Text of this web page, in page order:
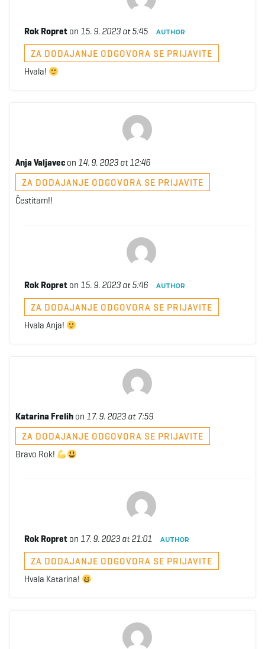
Rok Ropret on 15. 9. 2023 at 5:45 AUTHOR
ZA DODAJANJE ODGOVORA SE PRIJAVITE
Hvala!
Anja Valjavec on 14. 9. 2023 at 12:46
ZA DODAJANJE ODGOVORA SE PRIJAVITE
Čestitam!!
Rok Ropret on 15. 9. 2023 at 5:46 AUTHOR
ZA DODAJANJE ODGOVORA SE PRIJAVITE
Hvala Anja!
Katarina Frelih on 17. 9. 2023 at 7:59
ZA DODAJANJE ODGOVORA SE PRIJAVITE
Bravo Rok!
Rok Ropret on 17. 9. 2023 at 21:01 AUTHOR
ZA DODAJANJE ODGOVORA SE PRIJAVITE
Hvala Katarina!